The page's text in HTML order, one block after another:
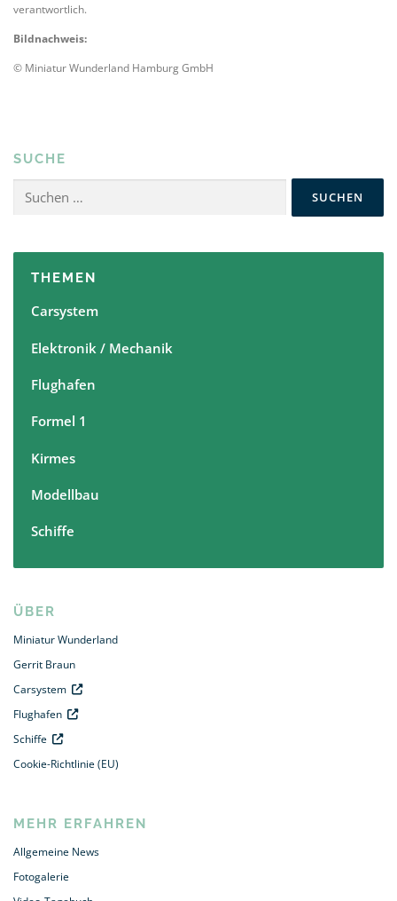
verantwortlich.
Bildnachweis:
© Miniatur Wunderland Hamburg GmbH
SUCHE
nach:
THEMEN
Carsystem
Elektronik / Mechanik
Flughafen
Formel 1
Kirmes
Modellbau
Schiffe
ÜBER
Miniatur Wunderland
Gerrit Braun
Carsystem
Flughafen
Schiffe
Cookie-Richtlinie (EU)
MEHR ERFAHREN
Allgemeine News
Fotogalerie